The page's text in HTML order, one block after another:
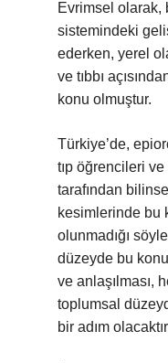
Evrimsel olarak,
sistemindeki
ederken, yerel
ve tıbbı
konu olmuştur.
Türkiye’de,
tıp öğrencileri
tarafından
kesimlerinde bu
olunmadığı
düzeyde bu
ve anlaşılması,
toplumsal
bir adım